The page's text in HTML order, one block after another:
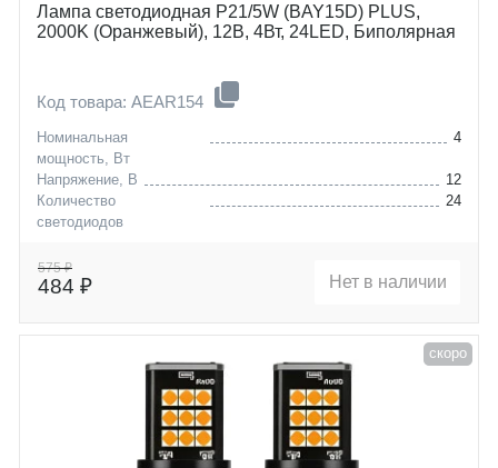
Лампа светодиодная P21/5W (BAY15D) PLUS,
2000K (Оранжевый), 12В, 4Вт, 24LED, Биполярная
Код товара: AEAR154
Номинальная
мощность, Вт
4
Напряжение, В
12
Количество
светодиодов
24
575 ₽
484 ₽ Нет в наличии
скоро